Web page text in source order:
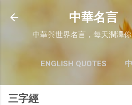
跳至主要內容
中華名言
中華與世界名言，每天潤澤
ENGLISH QUOTES
三字經